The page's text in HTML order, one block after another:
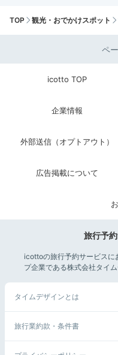
TOP 観光・おでかけスポット
ペ
icotto TOP
企業情報
外部送信（オプトアウト）
広告掲載について
旅行予
icottoの旅行予約サービスに
プ企業である株式会社タイ
タイムデザインとは
旅行業約款・条件書